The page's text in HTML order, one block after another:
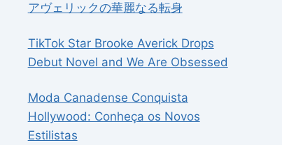
アヴェリックの華麗なる転身
TikTok Star Brooke Averick Drops
Debut Novel and We Are Obsessed
Moda Canadense Conquista
Hollywood: Conheça os Novos
Estilistas